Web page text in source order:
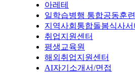
아레테
일학습병행 통합공동훈
지역사회통합돌봄식사
취업지원센터
평생교육원
해외취업지원센터
AI자기소개서/면접